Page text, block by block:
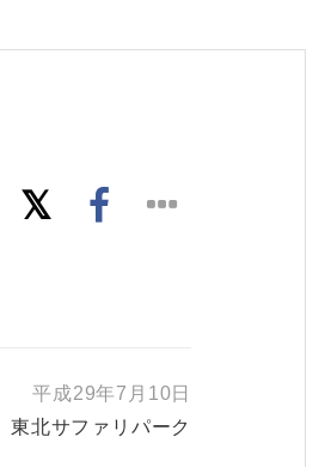
平成29年7月10日
東北サファリパーク